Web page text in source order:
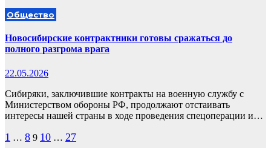
Общество
Новосибирские контрактники готовы сражаться до
полного разгрома врага
22.05.2026
Сибиряки, заключившие контракты на военную службу с
Министерством обороны РФ, продолжают отстаивать
интересы нашей страны в ходе проведения спецоперации и…
Пагинация
1 … 8 9 10 … 27